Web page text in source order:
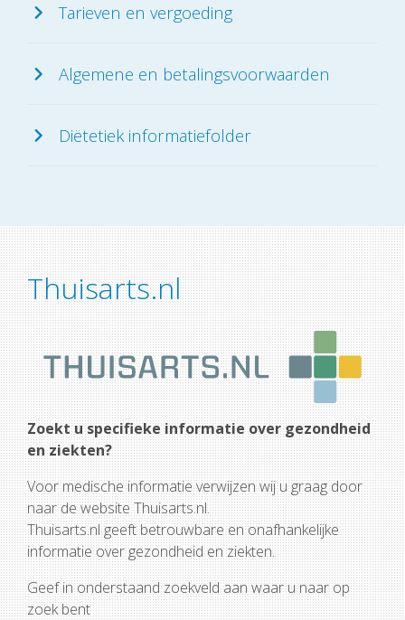
Tarieven en vergoeding
Algemene en betalingsvoorwaarden
Diëtetiek informatiefolder
Thuisarts.nl
Zoekt u specifieke informatie over gezondheid
en ziekten?
Voor medische informatie verwijzen wij u graag door
naar de website Thuisarts.nl.
Thuisarts.nl geeft betrouwbare en onafhankelijke
informatie over gezondheid en ziekten.
Geef in onderstaand zoekveld aan waar u naar op
zoek bent